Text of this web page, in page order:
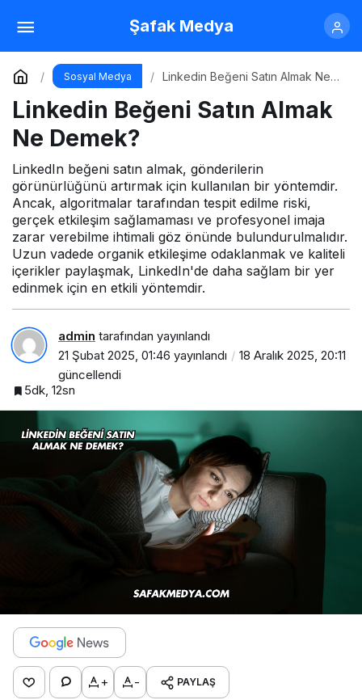
Şafak Medya
Sosyal Medya
Linkedin Beğeni Satın Almak Ne
Linkedin Beğeni Satın Almak
Ne Demek?
LinkedIn beğeni satın almak, gönderilerin
görünürlüğünü artırmak için kullanılan bir yöntemdir.
Ancak, algoritmalar tarafından tespit edilme riski,
gerçek etkileşim sağlamaması ve profesyonel imaja
zarar verebilme ihtimali göz önünde bulundurulmalıdır.
Uzun vadede organik etkileşime odaklanmak ve kaliteli
içerikler paylaşmak, LinkedIn'de daha sağlam bir yer
edinmek için en etkili yöntemdir.
admin tarafından yayınlandı
21 Şubat 2025, 01:46 yayınlandı
18 Aralık 2025, 20:11
güncellendi
5dk, 12sn
+ - PAYLAŞ
Linkedin Beğeni Satın Almak Ne Demek?
Yorum Yap